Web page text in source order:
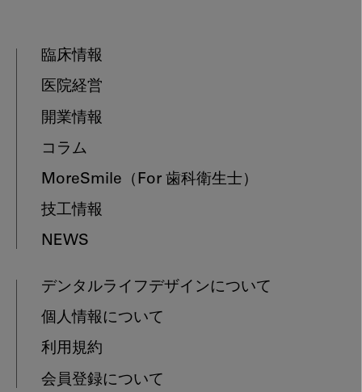
臨床情報
医院経営
開業情報
コラム
MoreSmile （For 歯科衛生士）
技工情報
NEWS
デンタルライフデザインについて
個人情報について
利用規約
会員登録について